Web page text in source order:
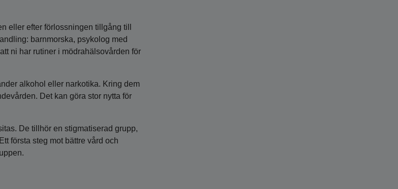
eller efter förlossningen tillgång till
barnmorska, psykolog med
ni har rutiner i mödrahälsovården för
alkohol eller narkotika. Kring dem
Det kan göra stor nytta för
De tillhör en stigmatiserad grupp,
första steg mot bättre vård och